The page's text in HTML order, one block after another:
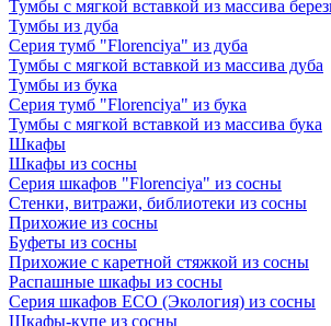
Тумбы с мягкой вставкой из массива
Тумбы из дуба
Серия тумб "Florenciya" из дуба
Тумбы с мягкой вставкой из массива дуба
Тумбы из бука
Серия тумб "Florenciya" из бука
Тумбы с мягкой вставкой из массива бука
Шкафы
Шкафы из сосны
Серия шкафов "Florenciya" из сосны
Стенки, витражи, библиотеки из сосны
Прихожие из сосны
Буфеты из сосны
Прихожие с каретной стяжкой из сосны
Распашные шкафы из сосны
Серия шкафов ECO (Экология) из сосны
Шкафы-купе из сосны